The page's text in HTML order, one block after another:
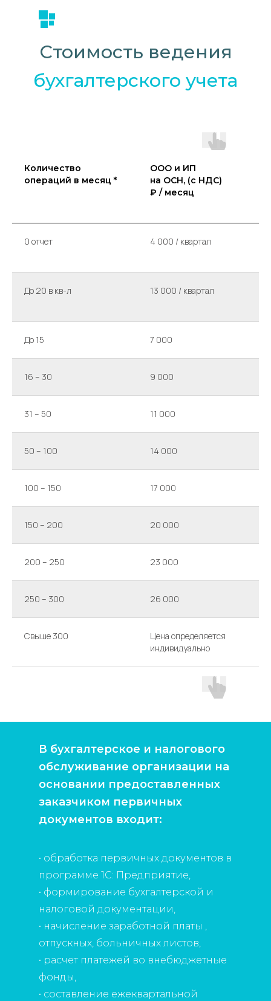
Стоимость ведения
бухгалтерского учета
Количество
операций в месяц *
ООО и ИП
на ОСН, (с НДС)
₽ / месяц
0 отчет 4 000 / квартал
До 20 в кв-л 13 000 / квартал
До 15 7 000
16 – 30 9 000
31 – 50 11 000
50 – 100 14 000
100 – 150 17 000
150 – 200 20 000
200 – 250 23 000
250 – 300 26 000
Свыше 300
Цена определяется
индивидуально
• обработка первичных документов в
программе 1С: Предприятие,
• формирование бухгалтерской и
налоговой документации,
• начисление заработной платы ,
отпускных, больничных листов,
• расчет платежей во внебюджетные
фонды,
• составление ежеквартальной
В бухгалтерское и налогового
обслуживание организации на
основании предоставленных
заказчиком первичных
документов входит: